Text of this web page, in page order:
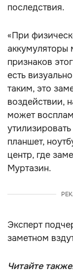
последствия.
«При
аккумуляторы
признаков
есть
таким, это
воздействии,
может
планшет,
центр, где
Муртазин.
Эксперт
заметном
Читайте